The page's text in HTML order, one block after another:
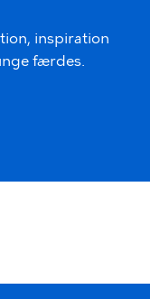
inspiration
færdes.